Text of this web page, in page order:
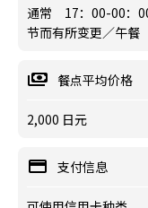
通常 17：00-00：
节而有所变更／午餐
餐点平均价格
2,000 日元
支付信息